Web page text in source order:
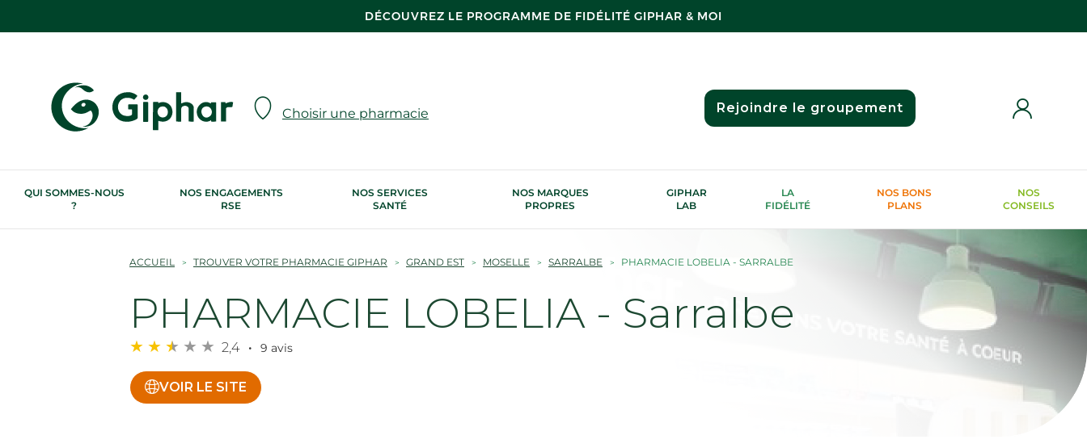
DÉCOUVREZ LE PROGRAMME DE FIDÉLITÉ GIPHAR & MOI
Choisir une pharmacie Rejoindre le groupement
QUI SOMMES-NOUS
?
NOS ENGAGEMENTS
RSE
NOS SERVICES
SANTÉ
NOS MARQUES
PROPRES
GIPHAR
LAB
LA
FIDÉLITÉ
NOS BONS
PLANS
NOS
CONSEILS
ACCUEIL TROUVER VOTRE PHARMACIE GIPHAR GRAND EST MOSELLE SARRALBE PHARMACIE LOBELIA - SARRALBE
PHARMACIE LOBELIA - Sarralbe
2,4 9 avis
VOIR LE SITE